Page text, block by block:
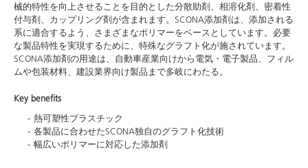
械的特性を向上させることを目的とした分散助剤、相溶化剤、密着性
付与剤、カップリング剤が含まれます。SCONA添加剤は、添加される
系に適合するよう、さまざまなポリマーをベースとしています。必要
な製品特性を実現するために、特殊なグラフト化が施されています。
SCONA添加剤の用途は、自動車産業向けから電気・電子製品、フィル
ムや包装材料、建設業界向け製品まで多岐にわたる。
Key benefits
熱可塑性プラスチック
各製品に合わせたSCONA独自のグラフト化技術
幅広いポリマーに対応した添加剤